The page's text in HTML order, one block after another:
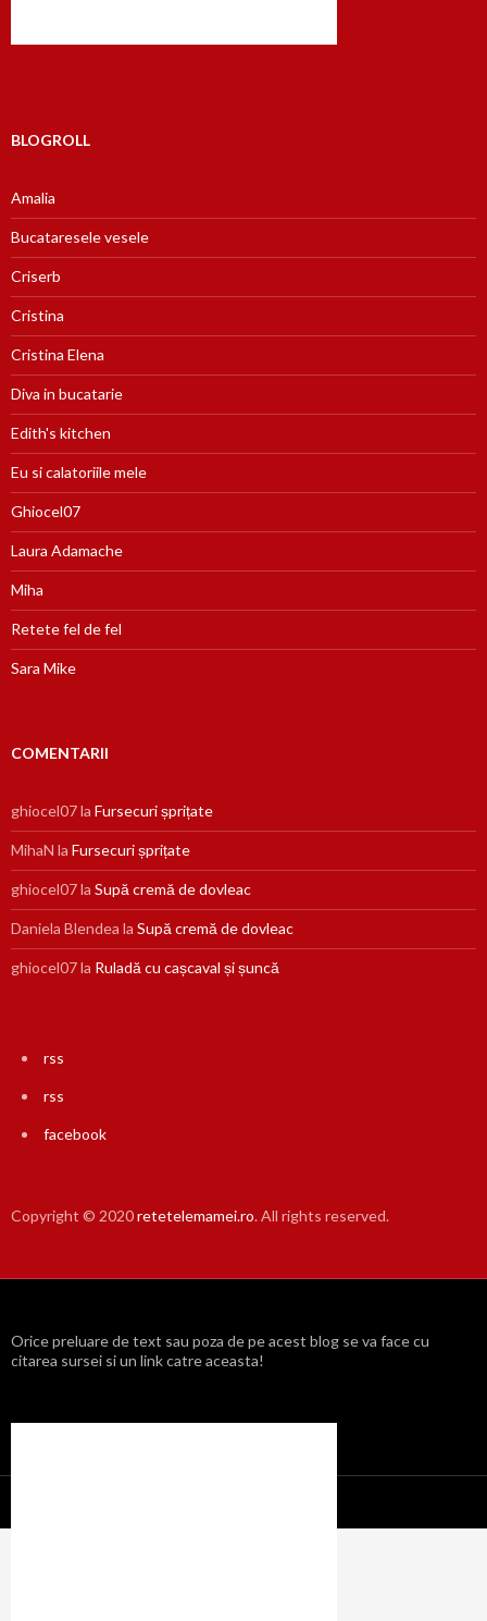
BLOGROLL
Amalia
Bucataresele vesele
Criserb
Cristina
Cristina Elena
Diva in bucatarie
Edith's kitchen
Eu si calatoriile mele
Ghiocel07
Laura Adamache
Miha
Retete fel de fel
Sara Mike
COMENTARII
ghiocel07la Fursecuri șprițate
MihaN la Fursecuri șprițate
ghiocel07la Supă cremă de dovleac
Daniela Blendea la Supă cremă de dovleac
ghiocel07la Ruladă cu cașcaval și șuncă
rss
rss
facebook
Copyright © 2020retetelemamei.ro. All rights reserved.
Orice preluare de text sau poza de pe acest blog se va face cu
citarea sursei si un link catre aceasta!